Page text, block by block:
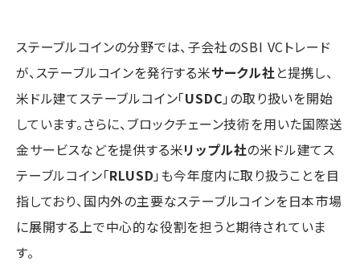
ステーブルコインの分野では、子会社のSBI VCトレード
が、ステーブルコインを発行する米サークル社と提携し、
米ドル建てステーブルコイン「USDC 」の取り扱いを開始
しています。さらに、ブロックチェーン技術を用いた国際送
金サービスなどを提供する米リップル社の米ドル建てス
テーブルコイン「RLUSD 」も今年度内に取り扱うことを目
指しており、国内外の主要なステーブルコインを日本市場
に展開する上で中心的な役割を担うと期待されていま
す。